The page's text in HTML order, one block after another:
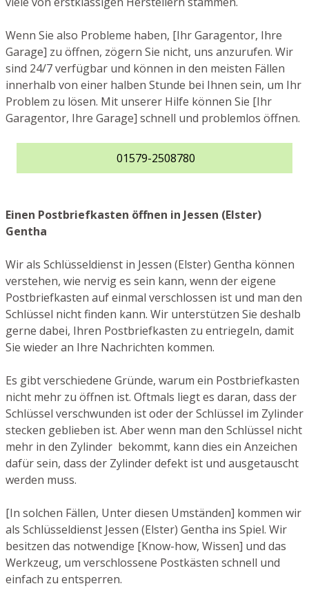
Wenn Sie also Probleme haben, [Ihr Garagentor, Ihre
Garage] zu öffnen, zögern Sie nicht, uns anzurufen. Wir
sind 24/7 verfügbar und können in den meisten Fällen
innerhalb von einer halben Stunde bei Ihnen sein, um Ihr
Problem zu lösen. Mit unserer Hilfe können Sie [Ihr
Garagentor, Ihre Garage] schnell und problemlos öffnen.
01579-2508780
Einen Postbriefkasten öffnen in Jessen (Elster)
Gentha
Wir als Schlüsseldienst in Jessen (Elster) Gentha können
verstehen, wie nervig es sein kann, wenn der eigene
Postbriefkasten auf einmal verschlossen ist und man den
Schlüssel nicht finden kann. Wir unterstützen Sie deshalb
gerne dabei, Ihren Postbriefkasten zu entriegeln, damit
Sie wieder an Ihre Nachrichten kommen.
Es gibt verschiedene Gründe, warum ein Postbriefkasten
nicht mehr zu öffnen ist. Oftmals liegt es daran, dass der
Schlüssel verschwunden ist oder der Schlüssel im Zylinder
stecken geblieben ist. Aber wenn man den Schlüssel nicht
mehr in den Zylinder bekommt, kann dies ein Anzeichen
dafür sein, dass der Zylinder defekt ist und ausgetauscht
werden muss.
[In solchen Fällen, Unter diesen Umständen] kommen wir
als Schlüsseldienst Jessen (Elster) Gentha ins Spiel. Wir
besitzen das notwendige [Know-how, Wissen] und das
Werkzeug, um verschlossene Postkästen schnell und
einfach zu entsperren.